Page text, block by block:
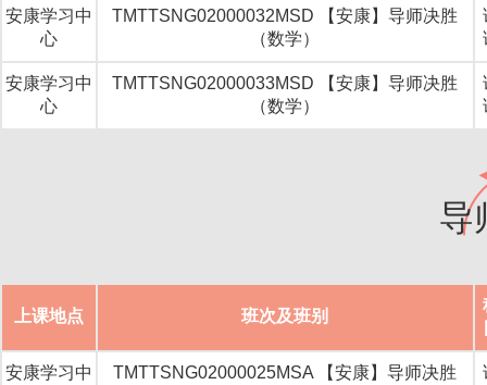
安康学习中
心
TMTTSNG02000032MSD 【安康】导师决胜
（数学）
安康学习中
心
TMTTSNG02000033MSD 【安康】导师决胜
（数学）
导
上课地点 班次及班别
安康学习中
TMTTSNG02000025MSA 【安康】导师决胜